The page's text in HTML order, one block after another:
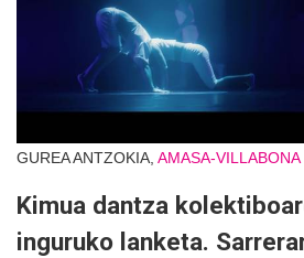
GUREA ANTZOKIA, AMASA-VILLABONA
Kimua dantza
inguruko lanketa.